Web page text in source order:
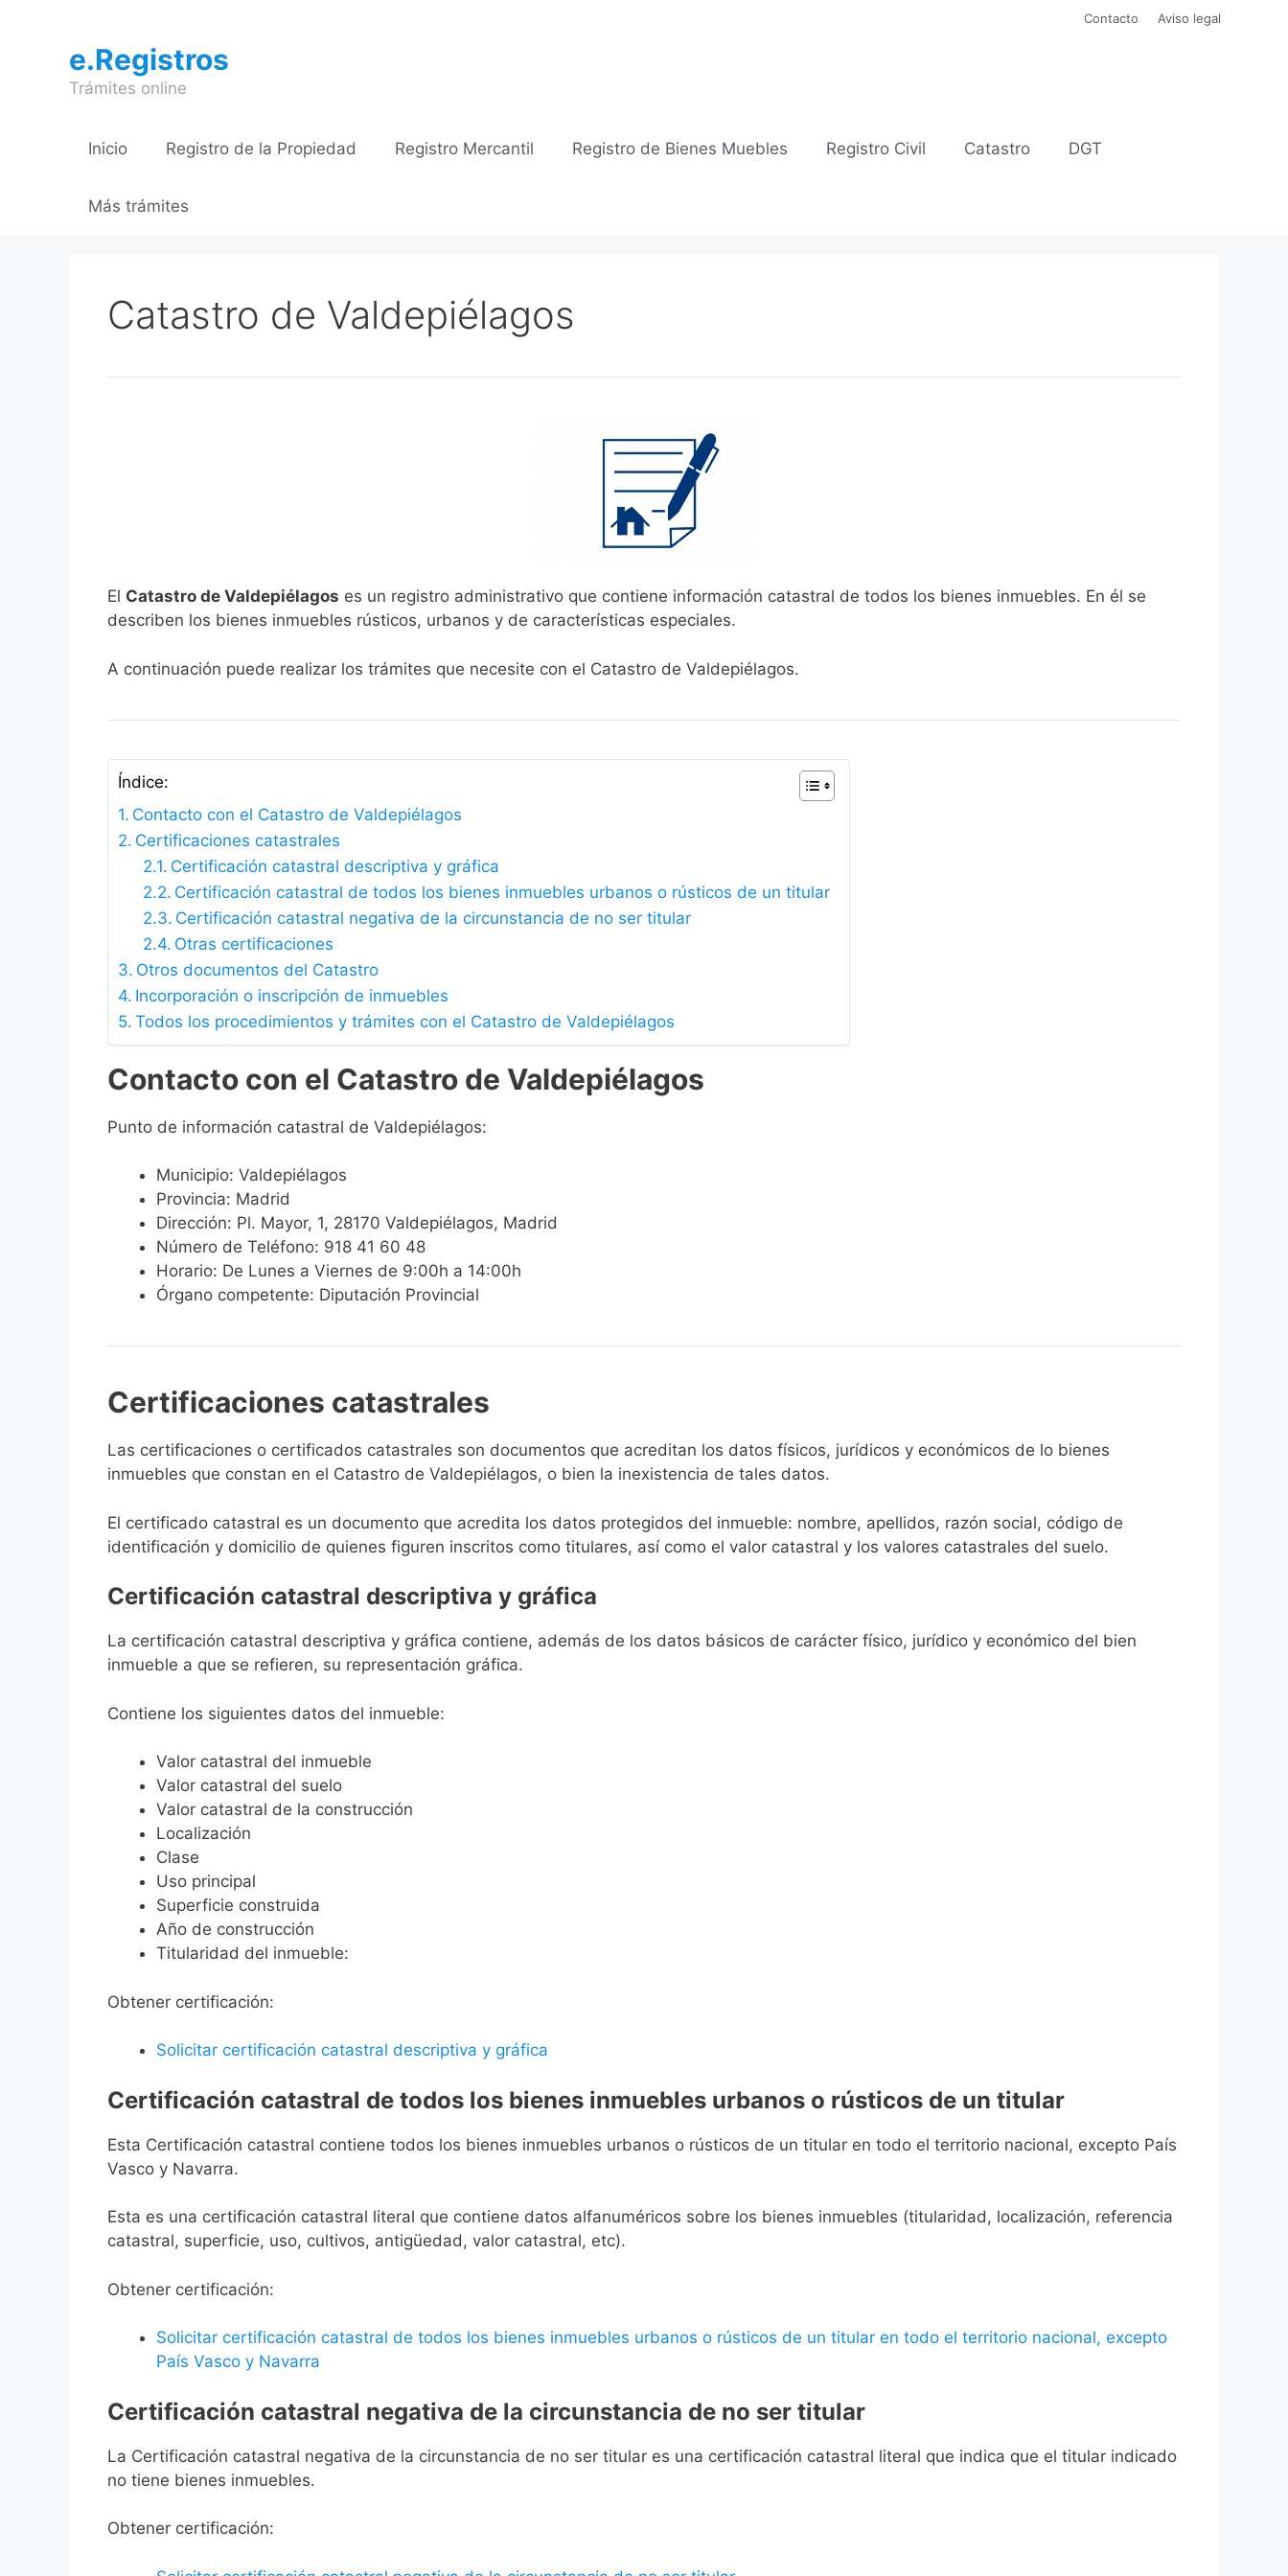
contenido
Contacto Aviso legal
e.Registros
Trámites online
Inicio Registro de la Propiedad Registro Mercantil Registro de Bienes Muebles Registro Civil Catastro DGT
Más trámites
Catastro de Valdepiélagos
El Catastro de Valdepiélagos es un registro administrativo que contiene información catastral de todos los bienes inmuebles. En él se
describen los bienes inmuebles rústicos, urbanos y de características especiales.
A continuación puede realizar los trámites que necesite con el Catastro de Valdepiélagos.
Índice:
Contacto con el Catastro de Valdepiélagos
Certificaciones catastrales
Certificación catastral descriptiva y gráfica
Certificación catastral de todos los bienes inmuebles urbanos o rústicos de un titular
Certificación catastral negativa de la circunstancia de no ser titular
Otras certificaciones
Otros documentos del Catastro
Incorporación o inscripción de inmuebles
Todos los procedimientos y trámites con el Catastro de Valdepiélagos
Contacto con el Catastro de Valdepiélagos
Punto de información catastral de Valdepiélagos:
Municipio: Valdepiélagos
Provincia: Madrid
Dirección: Pl. Mayor, 1, 28170 Valdepiélagos, Madrid
Número de Teléfono: 918 41 60 48
Horario: De Lunes a Viernes de 9:00h a 14:00h
Órgano competente: Diputación Provincial
Certificaciones catastrales
Las certificaciones o certificados catastrales son documentos que acreditan los datos físicos, jurídicos y económicos de lo bienes
inmuebles que constan en el Catastro de Valdepiélagos, o bien la inexistencia de tales datos.
El certificado catastral es un documento que acredita los datos protegidos del inmueble: nombre, apellidos, razón social, código de
identificación y domicilio de quienes figuren inscritos como titulares, así como el valor catastral y los valores catastrales del suelo.
Certificación catastral descriptiva y gráfica
La certificación catastral descriptiva y gráfica contiene, además de los datos básicos de carácter físico, jurídico y económico del bien
inmueble a que se refieren, su representación gráfica.
Contiene los siguientes datos del inmueble:
Valor catastral del inmueble
Valor catastral del suelo
Valor catastral de la construcción
Localización
Clase
Uso principal
Superficie construida
Año de construcción
Titularidad del inmueble:
Obtener certificación:
Solicitar certificación catastral descriptiva y gráfica
Certificación catastral de todos los bienes inmuebles urbanos o rústicos de un titular
Esta Certificación catastral contiene todos los bienes inmuebles urbanos o rústicos de un titular en todo el territorio nacional, excepto País
Vasco y Navarra.
Esta es una certificación catastral literal que contiene datos alfanuméricos sobre los bienes inmuebles (titularidad, localización, referencia
catastral, superficie, uso, cultivos, antigüedad, valor catastral, etc).
Obtener certificación:
Solicitar certificación catastral de todos los bienes inmuebles urbanos o rústicos de un titular en todo el territorio nacional, excepto
País Vasco y Navarra
Certificación catastral negativa de la circunstancia de no ser titular
La Certificación catastral negativa de la circunstancia de no ser titular es una certificación catastral literal que indica que el titular indicado
no tiene bienes inmuebles.
Obtener certificación: